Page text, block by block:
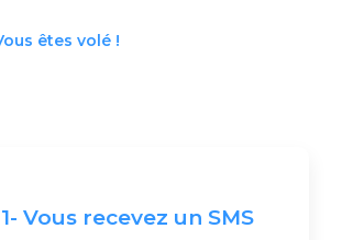
êtes volé !
1- Vous recevez un SMS